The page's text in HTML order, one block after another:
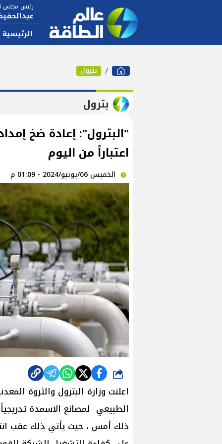
رئيس مجلس
الرئيسية
بترول
بترول
"البترول": إعادة ضخ
اعتباراً من اليوم
الخميس 06/يونيو/2024 - 01:09 م
شارك
اعلنت وزارة البترول والثروة
الطبيعي لمصانع الاسمدة
ذلك أمس ، حيث يأتي ذلك عقب